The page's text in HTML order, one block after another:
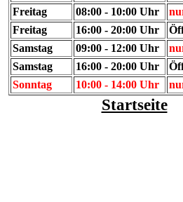
Freitag
08:00 - 10:00 Uhr
Freitag
16:00 - 20:00 Uhr
Samstag
09:00 - 12:00 Uhr
Samstag
16:00 - 20:00 Uhr
Sonntag
10:00 - 14:00 Uhr
Startseite